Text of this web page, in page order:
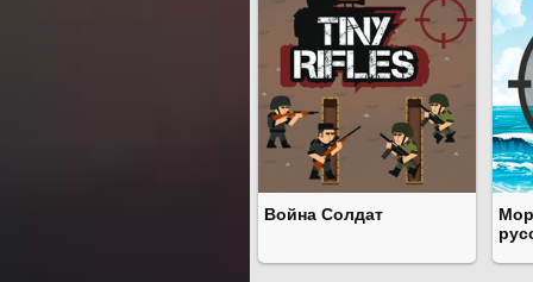
Война Солдат